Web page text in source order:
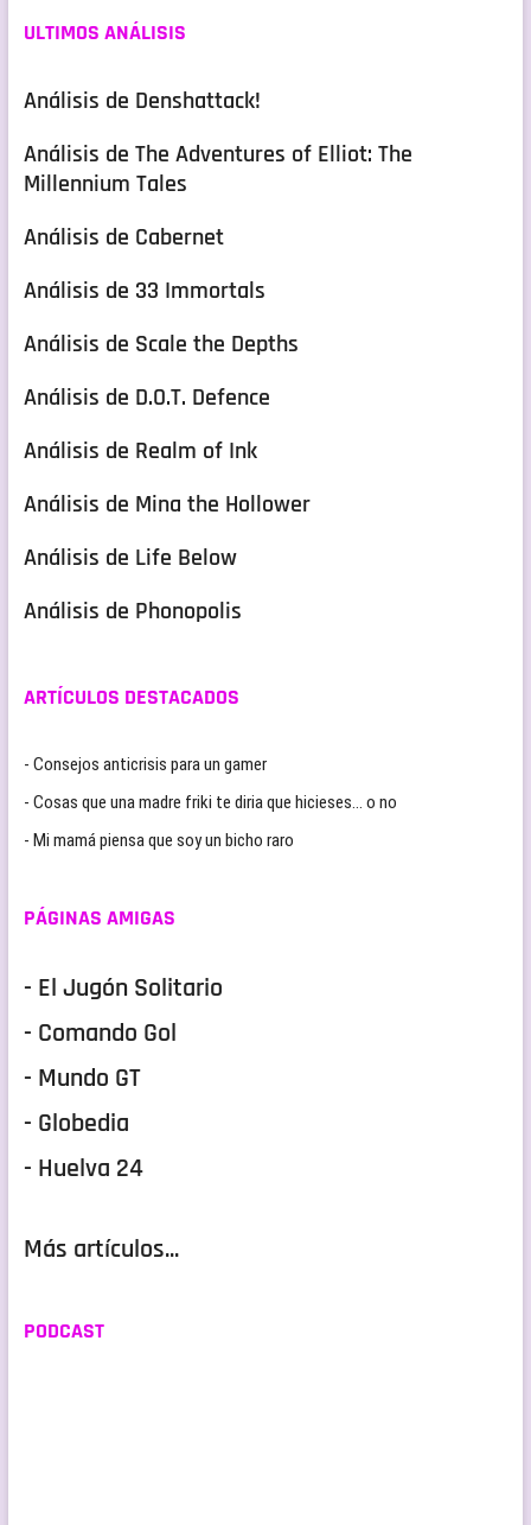
ULTIMOS ANÁLISIS
Análisis de Denshattack!
Análisis de The Adventures of Elliot: The
Millennium Tales
Análisis de Cabernet
Análisis de 33 Immortals
Análisis de Scale the Depths
Análisis de D.O.T. Defence
Análisis de Realm of Ink
Análisis de Mina the Hollower
Análisis de Life Below
Análisis de Phonopolis
ARTÍCULOS DESTACADOS
- Consejos anticrisis para un gamer
- Cosas que una madre friki te diria que hicieses… o no
- Mi mamá piensa que soy un bicho raro
PÁGINAS AMIGAS
- El Jugón Solitario
- Comando Gol
- Mundo GT
- Globedia
- Huelva 24
Más artículos...
PODCAST